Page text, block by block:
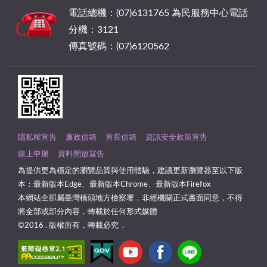
電話總機：(07)6131765 為民服務中心電話
分機：3121
傳真號碼：(07)6120562
隱私權宣告 廉政信箱 首長信箱 資訊安全政策宣告
線上申辦 資料開放宣告
為提供更為穩定的瀏覽品質與使用體驗，建議更新瀏覽器至以下版
本：最新版本Edge、最新版本Chrome、最新版本Firefox
本網站全部屬臺灣橋頭地方檢察署，非經機關正式書面同意，不得
將全部或部分內容，轉載於任何形式媒體
©2016 . 版權所有，轉載必究 .